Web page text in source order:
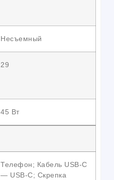
Несъемный
29
45 Вт
Телефон; Кабель USB-C
— USB-C; Скрепка